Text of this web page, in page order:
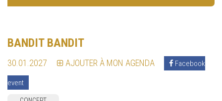
BANDIT BANDIT
30.01.2027 AJOUTER À MON AGENDA Facebook
event